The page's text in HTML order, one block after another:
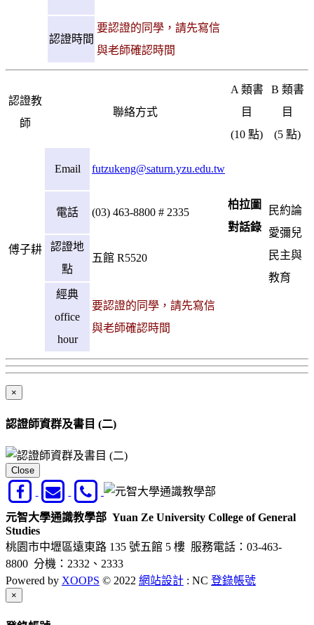
認證時間
要認證的同學，請先寫信
與老師確認時間
認證教
師
聯絡方式
A 類書
目
(10 點)
B 類書
目
(5 點)
傅子耕
Email futzukeng@saturn.yzu.edu.tw
柏拉圖
對話錄
民約論
愛彌兒
民主與
教育
電話 (03) 463-8800 # 2335
認證地
點
五館 R5520
經典
office
hour
要認證的同學，請先寫信
與老師確認時間
×
認證師資群及書目 (二)
Close
元智大學通識教學部 Yuan Ze University College of General
Studies
桃園市中壢區遠東路 135 號五館 5 樓 服務電話：03-463-
8800 分機：2332、2333
Powered by XOOPS © 2022 網站設計 : NC 登錄帳號
×